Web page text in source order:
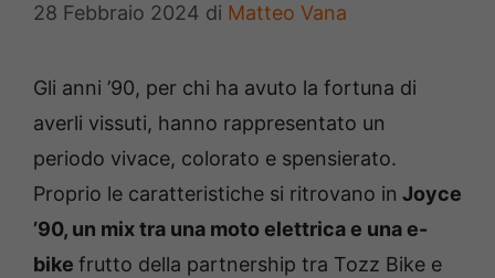
28 Febbraio 2024 di Matteo Vana
Gli anni ’90, per chi ha avuto la fortuna di
averli vissuti, hanno rappresentato un
periodo vivace, colorato e spensierato.
Proprio le caratteristiche si ritrovano in Joyce
’90, un mix tra una moto elettrica e una e-
bike frutto della partnership tra Tozz Bike e